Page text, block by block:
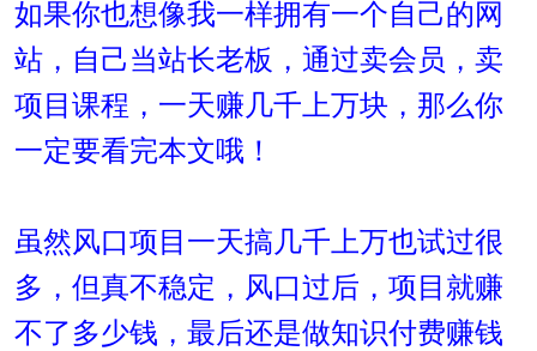
如果你也想像我一样拥有一个自己的网
站，自己当站长老板，通过卖会员，卖
项目课程，一天赚几千上万块，那么你
一定要看完本文哦！
虽然风口项目一天搞几千上万也试过很
多，但真不稳定，风口过后，项目就赚
不了多少钱，最后还是做知识付费赚钱